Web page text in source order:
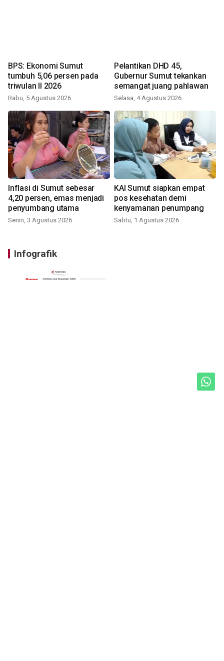
BPS: Ekonomi Sumut
tumbuh 5,06 persen pada
triwulan II 2026
Rabu, 5 Agustus 2026
Pelantikan DHD 45,
Gubernur Sumut tekankan
semangat juang pahlawan
Selasa, 4 Agustus 2026
Inflasi di Sumut sebesar
4,20 persen, emas menjadi
penyumbang utama
Senin, 3 Agustus 2026
KAI Sumut siapkan empat
pos kesehatan demi
kenyamanan penumpang
Sabtu, 1 Agustus 2026
Infografik